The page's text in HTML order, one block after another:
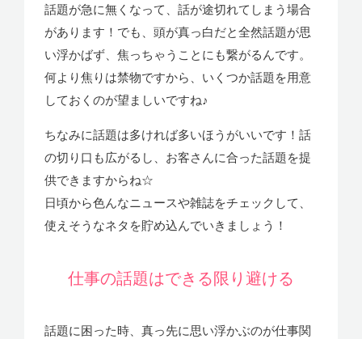
話題が急に無くなって、話が途切れてしまう場合
があります！でも、頭が真っ白だと全然話題が思
い浮かばず、焦っちゃうことにも繋がるんです。
何より焦りは禁物ですから、いくつか話題を用意
しておくのが望ましいですね♪
ちなみに話題は多ければ多いほうがいいです！話
の切り口も広がるし、お客さんに合った話題を提
供できますからね☆
日頃から色んなニュースや雑誌をチェックして、
使えそうなネタを貯め込んでいきましょう！
仕事の話題はできる限り避ける
話題に困った時、真っ先に思い浮かぶのが仕事関